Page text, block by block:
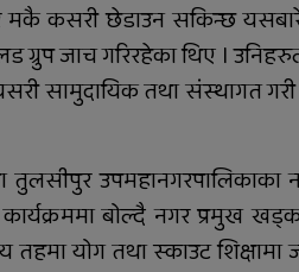
र मकै कसरी छेडाउन सकिन्छ
ग्रुप जाच गरिरहेका थिए ।
सामुदायिक तथा संस्थागत
तुलसीपुर उपमहानगरपालिकाका
बोल्दै नगर प्रमुख
योग तथा स्काउट शिक्षामा